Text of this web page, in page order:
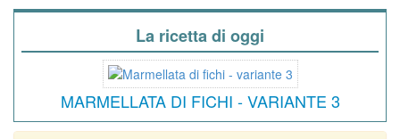
La ricetta di oggi
MARMELLATA DI FICHI - VARIANTE 3